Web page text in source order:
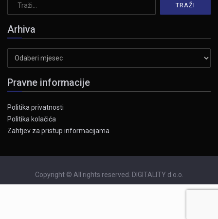
Arhiva
Pravne informacije
Politika privatnosti
Politika kolačića
Zahtjev za pristup informacijama
Copyright © All rights reserved. DIGITALITY d.o.o.